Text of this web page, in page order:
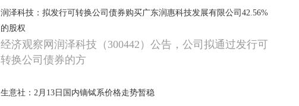
润泽科技：拟发行可转换公司债券购买广东润惠科技发展有限公司42.56%
的股权
经济观察网润泽科技（300442）公告，公司拟通过发行可
转换公司债券的方
生意社：2月13日国内镝铽系价格走势暂稳